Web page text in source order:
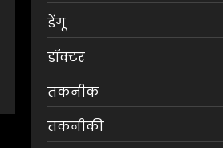
डेंगू
डॉक्टर
तकनीक
तकनीकी